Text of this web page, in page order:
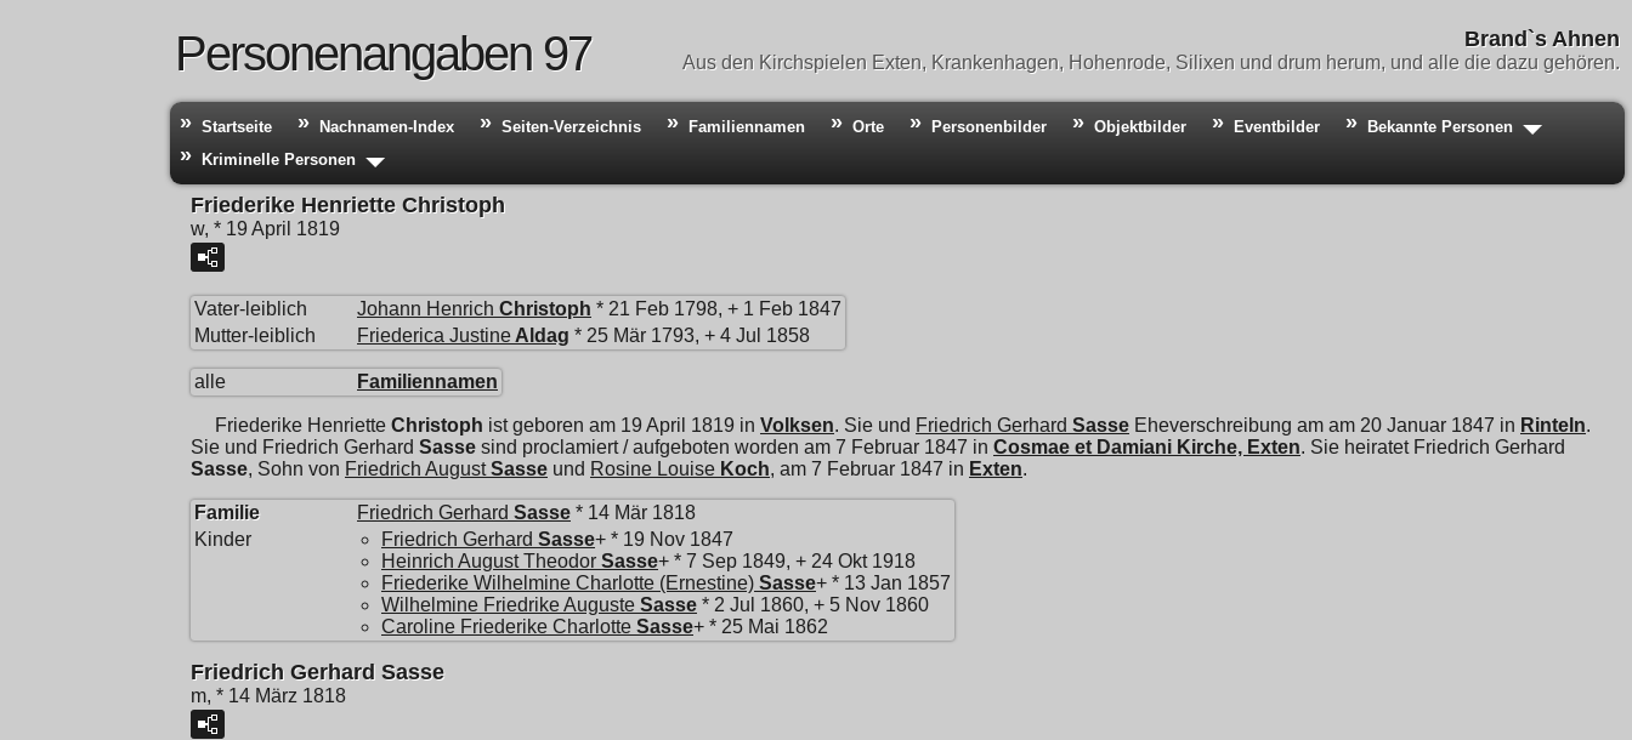
Brand`s Ahnen
Aus den Kirchspielen Exten, Krankenhagen, Hohenrode, Silixen und drum herum, und alle die dazu gehören.
Personenangaben 97
Startseite Nachnamen-Index Seiten-Verzeichnis Familiennamen Orte Personenbilder Objektbilder Eventbilder
Bekannte Personen
Kriminelle Personen
Friederike Henriette Christoph
w, * 19 April 1819
Vater-leiblich Johann Henrich Christoph * 21 Feb 1798, + 1 Feb 1847
Mutter-leiblich
Friederica Justine Aldag * 25 Mär 1793, + 4 Jul 1858
alle Familiennamen
Friederike Henriette Christoph ist geboren am 19 April 1819 in Volksen. Sie und Friedrich Gerhard Sasse Eheverschreibung am am 20 Januar 1847 in Rinteln.
Sie und Friedrich Gerhard Sasse sind proclamiert / aufgeboten worden am 7 Februar 1847 in Cosmae et Damiani Kirche, Exten. Sie heiratet Friedrich Gerhard
Sasse, Sohn von Friedrich August Sasse und Rosine Louise Koch, am 7 Februar 1847 in Exten.
Familie Friedrich Gerhard Sasse * 14 Mär 1818
Kinder
Friedrich Gerhard Sasse+ * 19 Nov 1847
Heinrich August Theodor Sasse+ * 7 Sep 1849, + 24 Okt 1918
Friederike Wilhelmine Charlotte (Ernestine) Sasse+ * 13 Jan 1857
Wilhelmine Friedrike Auguste Sasse * 2 Jul 1860, + 5 Nov 1860
Caroline Friederike Charlotte Sasse+ * 25 Mai 1862
Friedrich Gerhard Sasse
m, * 14 März 1818